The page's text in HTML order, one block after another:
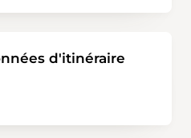
d'itinéraire